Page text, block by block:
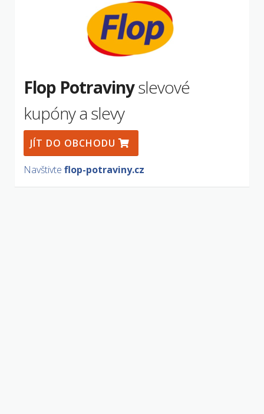
Flop Potravinyslevové
kupóny a slevy
JÍT DO OBCHODU
Navštivte flop-potraviny.cz